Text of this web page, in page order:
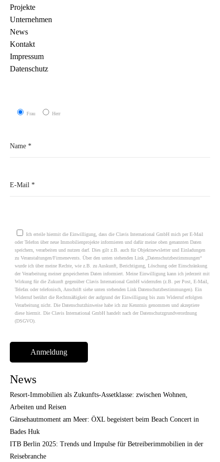
Projekte
Unternehmen
News
Kontakt
Impressum
Datenschutz
Frau Herr
Ich erteile hiermit die Einwilligung, dass die Clavis International GmbH mich per E-Mail
oder Telefon über neue Immobilienprojekte informieren und dafür meine oben genannten Daten
speichern, verarbeiten und nutzen darf. Dies gilt z.B. auch für Objektnewsletter und Einladungen
zu Veranstaltungen/Firmenevents. Über den unten stehenden Link „Datenschutzbestimmungen“
wurde ich über meine Rechte, wie z.B. zu Auskunft, Berichtigung, Löschung oder Einschränkung
der Verarbeitung meiner gespeicherten Daten informiert. Meine Einwilligung kann ich jederzeit mit
Wirkung für die Zukunft gegenüber Clavis International GmbH widerrufen (z.B. per Post, E-Mail,
Telefax oder telefonisch, Anschrift siehe unten stehenden Link Datenschutzbestimmungen). Ein
Widerruf berührt die Rechtmäßigkeit der aufgrund der Einwilligung bis zum Widerruf erfolgten
Verarbeitung nicht. Die Datenschutzhinweise habe ich zur Kenntnis genommen und akzeptiere
diese hiermit. Die Clavis International GmbH handelt nach der Datenschutzgrundverordnung
(DSGVO).
News
Resort-Immobilien als Zukunfts-Assetklasse: zwischen Wohnen,
Arbeiten und Reisen
Gänsehautmoment am Meer: ÖXL begeistert beim Beach Concert in
Bades Huk
ITB Berlin 2025: Trends und Impulse für Betreiberimmobilien in der
Reisebranche